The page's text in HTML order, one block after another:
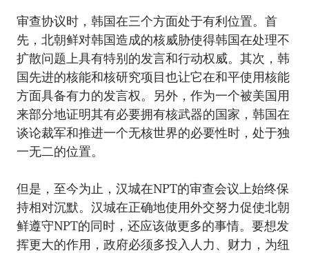
审查协议时，韩国在三个方面处于有利位置。首
先，北朝鲜对韩国造成的核威胁使得韩国在处理不
扩散问题上具有特别的发言和行动权威。其次，韩
国先进的核能和核研究项目也让它在和平使用核能
方面具备有力的发言权。另外，作为一个被美国用
来部分地证明其有必要拥有核武器的国家，韩国在
谈论裁军和推进一个无核世界的必要性时，处于独
一无二的位置。
但是，至今为止，汉城在NPT的审查会议上始终保
持相对沉默。汉城在正确地使用外交努力促使北朝
鲜遵守NPT的同时，还应该做更多的事情。要想发
挥更大的作用，政府必须多投入人力、财力，为纽